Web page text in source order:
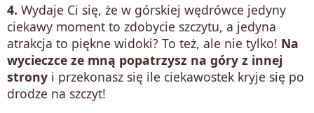
4. Wydaje Ci się, że w górskiej wędrówce jedyny
ciekawy moment to zdobycie szczytu, a jedyna
atrakcja to piękne widoki? To też, ale nie tylko! Na
wycieczce ze mną popatrzysz na góry z innej
strony i przekonasz się ile ciekawostek kryje się po
drodze na szczyt!